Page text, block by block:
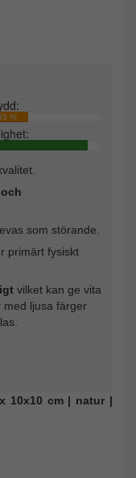
%
som störande.
primärt fysiskt
vilket kan ge vita
med ljusa färger
10x10 cm | natur |